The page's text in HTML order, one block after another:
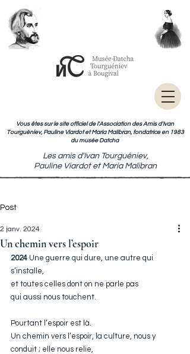
Vous êtes sur le site officiel de l'Association des Amis d'Ivan
Tourguéniev, Pauline Viardot et Maria Malibran, fondatrice en 1983
du musée Datcha
Les amis d'Ivan Tourguéniev,
Pauline Viardot et Maria Malibran
Post
Un chemin vers l’espoir
2 janv. 2024
2024 Une guerre qui dure, une autre qui
s’installe,
et toutes celles dont on ne parle pas
qui aussi nous touchent.
Pourtant l’espoir est là.
Un chemin vers l’espoir, la culture, nous y
conduit ; elle nous relie,